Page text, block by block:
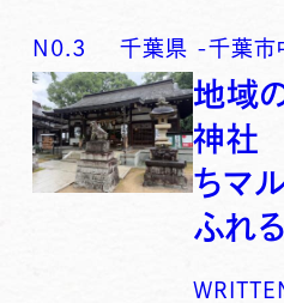
N0. 3 千葉県 -千葉市
地域
神社
ちマ
ふれ